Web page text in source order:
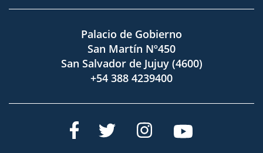
Palacio de Gobierno
San Martín Nº450
San Salvador de Jujuy (4600)
+54 388 4239400